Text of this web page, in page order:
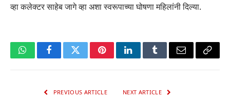
व्हा कलेक्टर साहेब जागे व्हा अशा स्वरूपाच्या घोषणा महिलांनी दिल्या.
WhatsAppFacebookTwitterPinterestLinkedInTumblrEmail Copy
PREVIOUS ARTICLE NEXT ARTICLE